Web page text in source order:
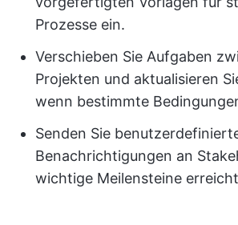
Prozesse ein.
Verschieben Sie Aufgaben
Projekten und aktualisieren
wenn bestimmte
Senden Sie
Benachrichtigungen an
wichtige Meilensteine